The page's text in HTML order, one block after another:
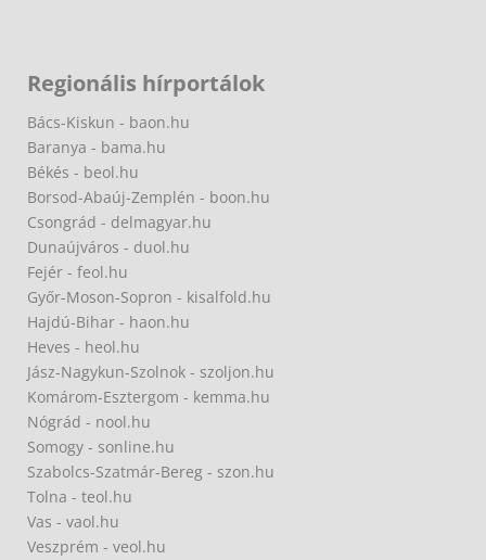
Regionális hírportálok
Bács-Kiskun - baon.hu
Baranya - bama.hu
Békés - beol.hu
Borsod-Abaúj-Zemplén - boon.hu
Csongrád - delmagyar.hu
Dunaújváros - duol.hu
Fejér - feol.hu
Győr-Moson-Sopron - kisalfold.hu
Hajdú-Bihar - haon.hu
Heves - heol.hu
Jász-Nagykun-Szolnok - szoljon.hu
Komárom-Esztergom - kemma.hu
Nógrád - nool.hu
Somogy - sonline.hu
Szabolcs-Szatmár-Bereg - szon.hu
Tolna - teol.hu
Vas - vaol.hu
Veszprém - veol.hu